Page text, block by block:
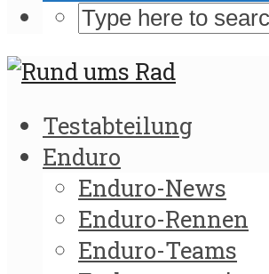
Testabteilung
Enduro
Enduro-News
Enduro-Rennen
Enduro-Teams